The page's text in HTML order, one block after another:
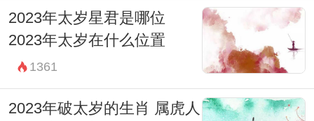
2023年太岁星君是哪位
2023年太岁在什么位置
1361
2023年破太岁的生肖 属虎人